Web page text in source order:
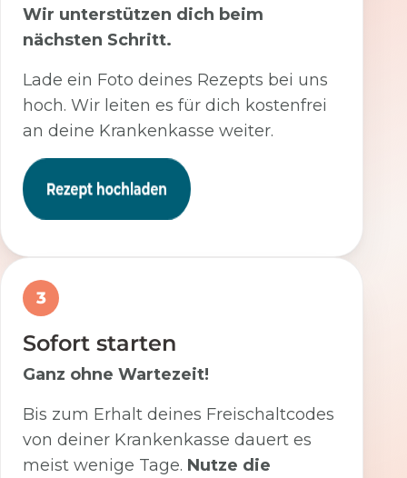
Wir unterstützen dich beim
nächsten Schritt.
Lade ein Foto deines Rezepts bei uns
hoch. Wir leiten es für dich kostenfrei
an deine Krankenkasse weiter.
3
Sofort starten
Ganz ohne Wartezeit!
Bis zum Erhalt deines Freischaltcodes
von deiner Krankenkasse dauert es
meist wenige Tage. Nutze die